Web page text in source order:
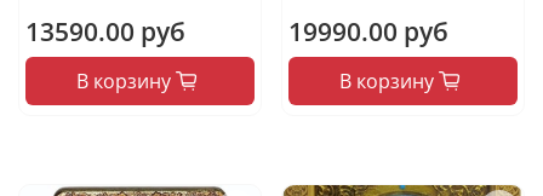
13590.00 руб
В корзину
19990.00 руб
В корзину